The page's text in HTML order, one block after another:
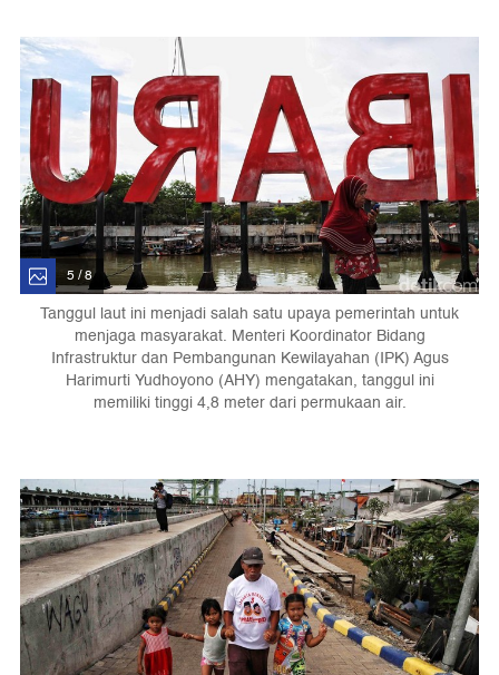
5 / 8
Tanggul laut ini menjadi salah satu upaya pemerintah untuk
menjaga masyarakat. Menteri Koordinator Bidang
Infrastruktur dan Pembangunan Kewilayahan (IPK) Agus
Harimurti Yudhoyono (AHY) mengatakan, tanggul ini
memiliki tinggi 4,8 meter dari permukaan air.